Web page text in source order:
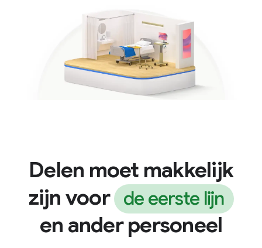
Delen moet makkelijk
zijn voor de eerste lijn
en ander personeel